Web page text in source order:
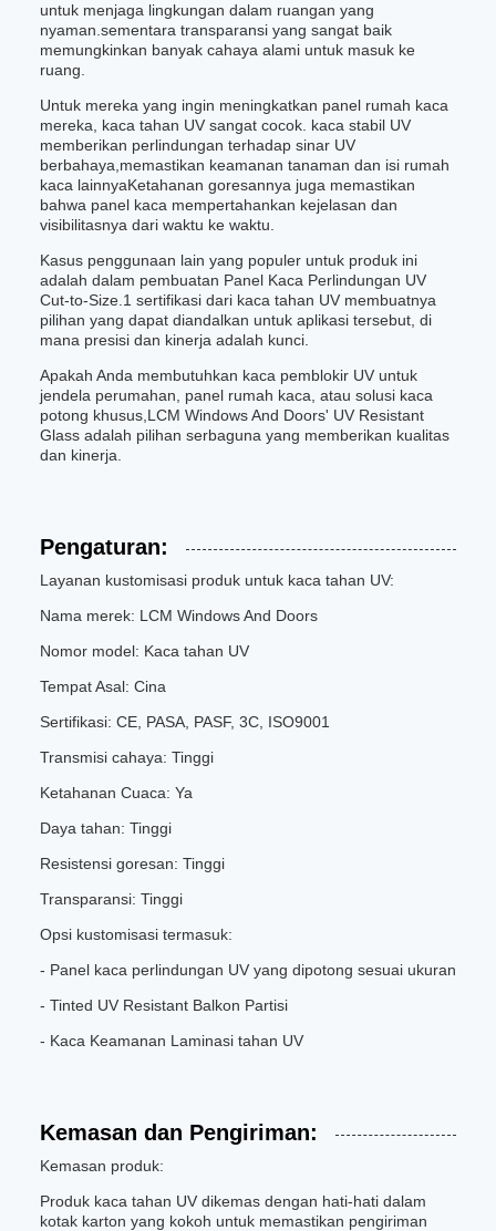
untuk menjaga lingkungan dalam ruangan yang
nyaman.sementara transparansi yang sangat baik
memungkinkan banyak cahaya alami untuk masuk ke
ruang.
Untuk mereka yang ingin meningkatkan panel rumah kaca
mereka, kaca tahan UV sangat cocok. kaca stabil UV
memberikan perlindungan terhadap sinar UV
berbahaya,memastikan keamanan tanaman dan isi rumah
kaca lainnyaKetahanan goresannya juga memastikan
bahwa panel kaca mempertahankan kejelasan dan
visibilitasnya dari waktu ke waktu.
Kasus penggunaan lain yang populer untuk produk ini
adalah dalam pembuatan Panel Kaca Perlindungan UV
Cut-to-Size.1 sertifikasi dari kaca tahan UV membuatnya
pilihan yang dapat diandalkan untuk aplikasi tersebut, di
mana presisi dan kinerja adalah kunci.
Apakah Anda membutuhkan kaca pemblokir UV untuk
jendela perumahan, panel rumah kaca, atau solusi kaca
potong khusus,LCM Windows And Doors' UV Resistant
Glass adalah pilihan serbaguna yang memberikan kualitas
dan kinerja.
Pengaturan:
Layanan kustomisasi produk untuk kaca tahan UV:
Nama merek: LCM Windows And Doors
Nomor model: Kaca tahan UV
Tempat Asal: Cina
Sertifikasi: CE, PASA, PASF, 3C, ISO9001
Transmisi cahaya: Tinggi
Ketahanan Cuaca: Ya
Daya tahan: Tinggi
Resistensi goresan: Tinggi
Transparansi: Tinggi
Opsi kustomisasi termasuk:
- Panel kaca perlindungan UV yang dipotong sesuai ukuran
- Tinted UV Resistant Balkon Partisi
- Kaca Keamanan Laminasi tahan UV
Kemasan dan Pengiriman:
Kemasan produk:
Produk kaca tahan UV dikemas dengan hati-hati dalam
kotak karton yang kokoh untuk memastikan pengiriman